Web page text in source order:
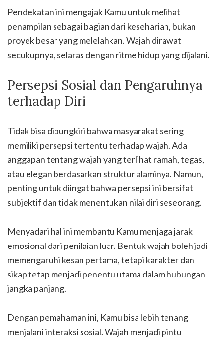
Pendekatan ini mengajak Kamu untuk melihat
penampilan sebagai bagian dari keseharian, bukan
proyek besar yang melelahkan. Wajah dirawat
secukupnya, selaras dengan ritme hidup yang dijalani.
Persepsi Sosial dan Pengaruhnya
terhadap Diri
Tidak bisa dipungkiri bahwa masyarakat sering
memiliki persepsi tertentu terhadap wajah. Ada
anggapan tentang wajah yang terlihat ramah, tegas,
atau elegan berdasarkan struktur alaminya. Namun,
penting untuk diingat bahwa persepsi ini bersifat
subjektif dan tidak menentukan nilai diri seseorang.
Menyadari hal ini membantu Kamu menjaga jarak
emosional dari penilaian luar. Bentuk wajah boleh jadi
memengaruhi kesan pertama, tetapi karakter dan
sikap tetap menjadi penentu utama dalam hubungan
jangka panjang.
Dengan pemahaman ini, Kamu bisa lebih tenang
menjalani interaksi sosial. Wajah menjadi pintu